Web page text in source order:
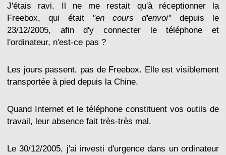
J'étais ravi. Il ne me restait qu'à réceptionner la
Freebox, qui était "en cours d'envoi"depuis le
23/12/2005, afin d'y connecter le téléphone et
l'ordinateur, n'est-ce pas ?
Les jours passent, pas de Freebox. Elle est visiblement
transportée à pied depuis la Chine.
Quand Internet et le téléphone constituent vos outils de
travail, leur absence fait très-très mal.
Le 30/12/2005, j'ai investi d'urgence dans un ordinateur